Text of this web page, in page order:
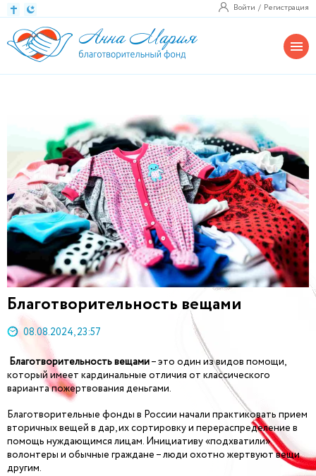
Войти Регистрация
Благотворительность вещами
08.08.2024, 23:57
Благотворительность вещами– это один из видов помощи,
который имеет кардинальные отличия от классического
варианта пожертвования деньгами.
Благотворительные фонды в России начали практиковать прием
вторичных вещей в дар, их сортировку и перераспределение в
помощь нуждающимся лицам. Инициативу «подхватили»
волонтеры и обычные граждане – люди охотно жертвуют вещи
другим.